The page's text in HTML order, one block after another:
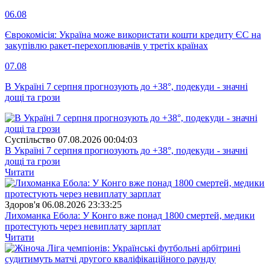
06.08
Єврокомісія: Україна може використати кошти кредиту ЄС на
закупівлю ракет-перехоплювачів у третіх країнах
07.08
В Україні 7 серпня прогнозують до +38°, подекуди - значні
дощі та грози
Суспiльство 07.08.2026 00:04:03
В Україні 7 серпня прогнозують до +38°, подекуди - значні
дощі та грози
Читати
Здоров'я 06.08.2026 23:33:25
Лихоманка Ебола: У Конго вже понад 1800 смертей, медики
протестують через невиплату зарплат
Читати